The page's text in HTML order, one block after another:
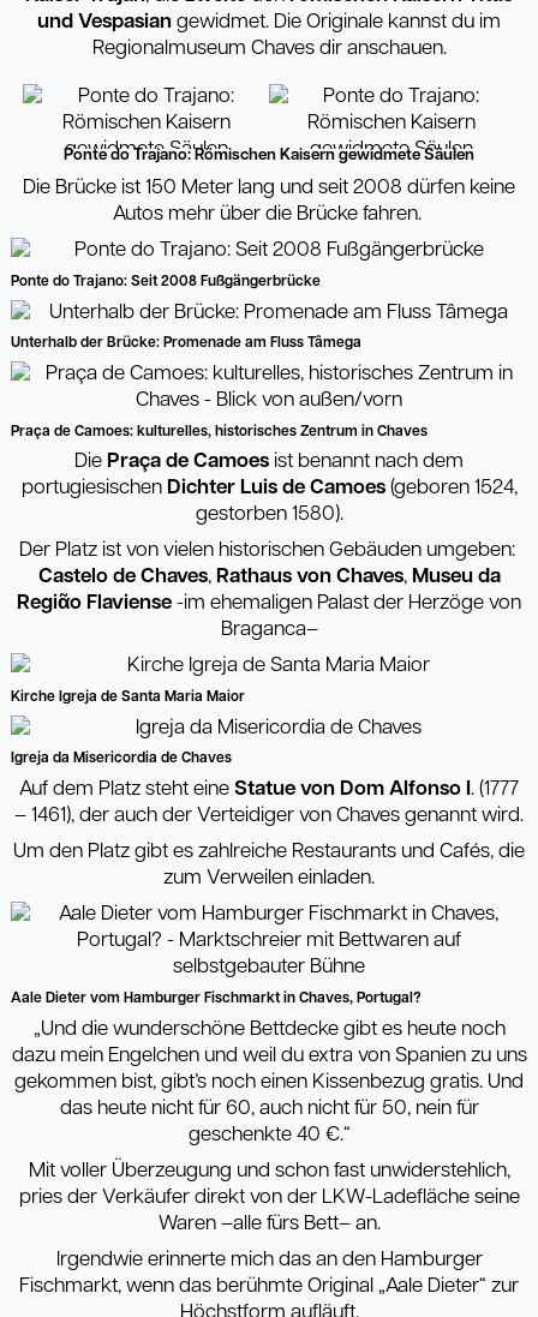
und Vespasian gewidmet. Die Originale kannst du im
Regionalmuseum Chaves dir anschauen.
Ponte do Trajano: Römischen Kaisern gewidmete Säulen
Die Brücke ist 150 Meter lang und seit 2008 dürfen keine
Autos mehr über die Brücke fahren.
Ponte do Trajano: Seit 2008 Fußgängerbrücke
Unterhalb der Brücke: Promenade am Fluss Tâmega
Praça de Camoes: kulturelles, historisches Zentrum in Chaves
Die Praça de Camoes ist benannt nach dem
portugiesischen Dichter Luis de Camoes(geboren 1524,
gestorben 1580).
Der Platz ist von vielen historischen Gebäuden umgeben:
Castelo de Chaves, Rathaus von Chaves, Museu da
Regiᾶo Flaviense -im ehemaligen Palast der Herzöge von
Braganca–
Kirche Igreja de Santa Maria Maior
Igreja da Misericordia de Chaves
Auf dem Platz steht eine Statue von Dom Alfonso I . (1777
– 1461), der auch der Verteidiger von Chaves genannt wird.
Um den Platz gibt es zahlreiche Restaurants und Cafés, die
zum Verweilen einladen.
Aale Dieter vom Hamburger Fischmarkt in Chaves, Portugal?
„Und die wunderschöne Bettdecke gibt es heute noch
dazu mein Engelchen und weil du extra von Spanien zu uns
gekommen bist, gibt’s noch einen Kissenbezug gratis. Und
das heute nicht für 60, auch nicht für 50, nein für
geschenkte 40 €.“
Mit voller Überzeugung und schon fast unwiderstehlich,
pries der Verkäufer direkt von der LKW-Ladefläche seine
Waren –alle fürs Bett– an.
Irgendwie erinnerte mich das an den Hamburger
Fischmarkt, wenn das berühmte Original „Aale Dieter“ zur
Höchstform aufläuft.